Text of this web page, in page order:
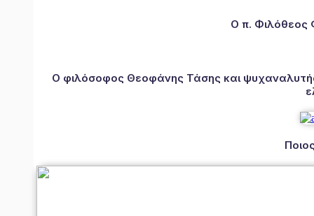
Ο π. Φιλόθεος
Ο φιλόσοφος Θεοφάνης Τάσης και